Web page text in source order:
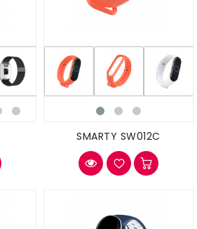
SMARTY SW012C